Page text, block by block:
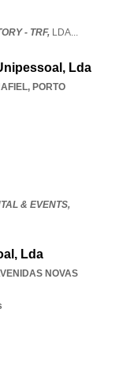
- TRF, LDA...
Lda
, PORTO
& EVENTS,
Lda
NOVAS